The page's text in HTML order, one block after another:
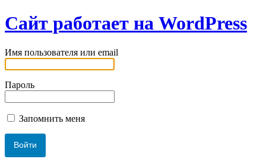
Сайт работает на WordPress
Имя пользователя или email
Пароль
Запомнить меня